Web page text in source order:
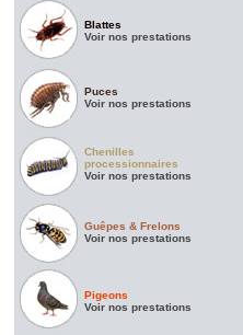
Blattes
Voir nos prestations
Puces
Voir nos prestations
Chenilles
processionnaires
Voir nos prestations
Guêpes & Frelons
Voir nos prestations
Pigeons
Voir nos prestations